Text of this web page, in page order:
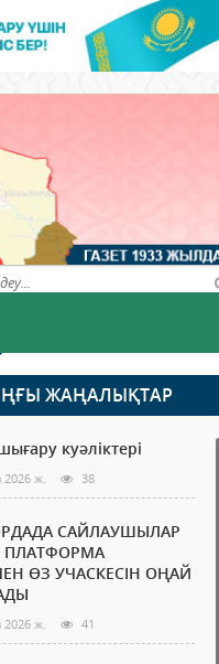
ЖАҢАЛЫҚТАР
куәліктері
ж. 38
САЙЛАУШЫЛАР
ӨЗ УЧАСКЕСІН ОҢАЙ
ж. 41